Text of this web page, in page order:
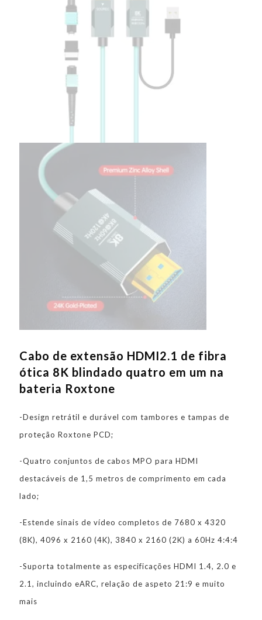
Cabo de extensão HDMI2.1 de fibra
ótica 8K blindado quatro em um na
bateria Roxtone
-Design retrátil e durável com tambores e tampas de
proteção Roxtone PCD;
-Quatro conjuntos de cabos MPO para HDMI
destacáveis de 1,5 metros de comprimento em cada
lado;
-Estende sinais de vídeo completos de 7680 x 4320
(8K), 4096 x 2160 (4K), 3840 x 2160 (2K) a 60Hz 4:4:4
-Suporta totalmente as especificações HDMI 1.4, 2.0 e
2.1, incluindo eARC, relação de aspeto 21:9 e muito
mais